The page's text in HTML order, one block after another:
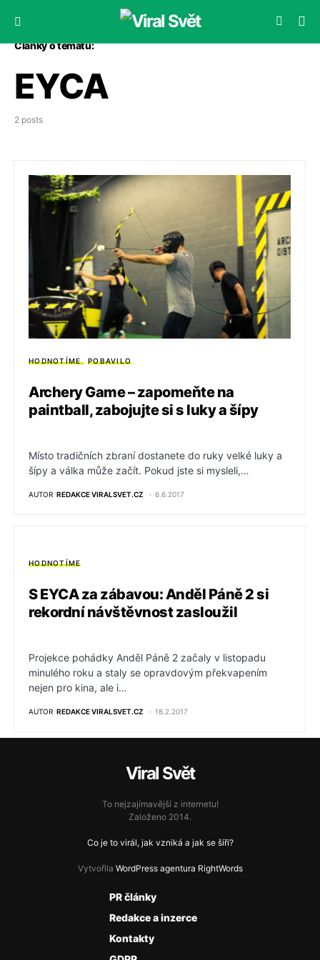
Články o tématu:
EYCA
2 posts
HODNOTÍME POBAVILO
Archery Game – zapomeňte na
paintball, zabojujte si s luky a šípy
Místo tradičních zbraní dostanete do ruky velké luky a
šípy a válka může začít. Pokud jste si mysleli,…
AUTOR REDAKCE VIRALSVET.CZ 6.6.2017
HODNOTÍME
S EYCA za zábavou: Anděl Páně 2 si
rekordní návštěvnost zasloužil
Projekce pohádky Anděl Páně 2 začaly v listopadu
minulého roku a staly se opravdovým překvapením
nejen pro kina, ale i…
AUTOR REDAKCE VIRALSVET.CZ 18.2.2017
Viral Svět
To nejzajímavější z internetu!
Založeno 2014.
Co je to virál, jak vzniká a jak se šíří?
Vytvořila WordPress agentura RightWords
PR články
Redakce a inzerce
Kontakty